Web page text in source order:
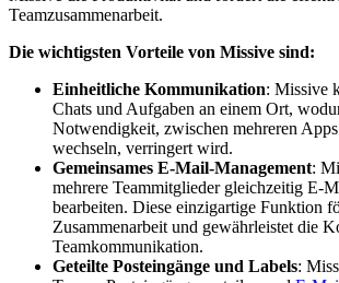
Teamzusammenarbeit.
Die wichtigsten Vorteile von Missive sind:
Einheitliche Kommunikation: Missive
Chats und Aufgaben an einem Ort,
Notwendigkeit, zwischen mehreren
wechseln, verringert wird.
Gemeinsames E-Mail-Management:
mehrere Teammitglieder gleichzeitig E-
bearbeiten. Diese einzigartige Funktion
Zusammenarbeit und gewährleistet die
Teamkommunikation.
Geteilte Posteingänge und Labels: